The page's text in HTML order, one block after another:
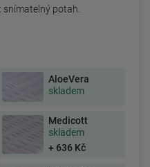
potah.
AloeVera
skladem
Medicott
skladem
+ 636 Kč